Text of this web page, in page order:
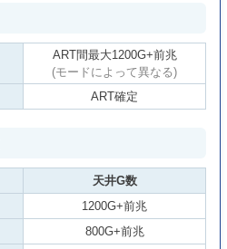
ART間最大1200G+前兆
(モードによって異なる)
ART確定
天井G数
1200G+前兆
800G+前兆